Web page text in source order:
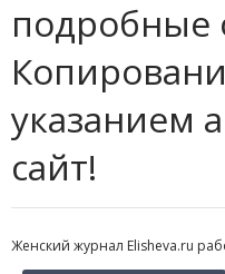
подробные
указанием
сайт!
Женский журнал Elisheva.ru